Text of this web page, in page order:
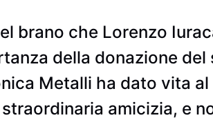
brano che Lorenzo
della donazione
Metalli ha dato vita
amicizia, e